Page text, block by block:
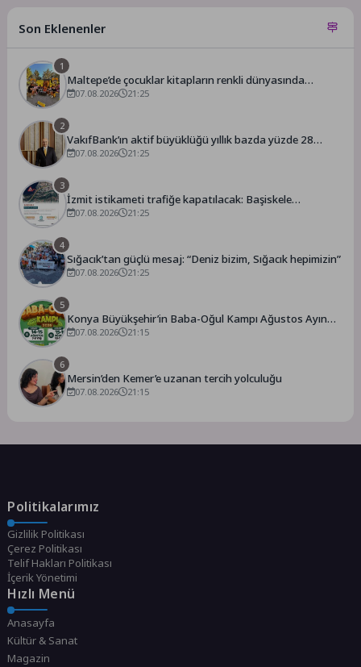
Son Eklenenler
1
Maltepe’de çocuklar kitapların renkli dünyasında
buluştu
07.08.2026 21:25
2
VakıfBank’ın aktif büyüklüğü yıllık bazda yüzde 28
artışla 5,8 trilyon TL’yi aştı
07.08.2026 21:25
3
İzmit istikameti trafiğe kapatılacak: Başiskele
Kavşağı’nda gece çalışması
07.08.2026 21:25
4
Sığacık’tan güçlü mesaj: “Deniz bizim, Sığacık hepimizin”
07.08.2026 21:25
5
Konya Büyükşehir’in Baba-Oğul Kampı Ağustos Ayında
da Devam Edecek
07.08.2026 21:15
6
Mersin’den Kemer’e uzanan tercih yolculuğu
07.08.2026 21:15
Politikalarımız
Gizlilik Politikası
Çerez Politikası
Telif Hakları Politikası
İçerik Yönetimi
Hızlı Menü
Anasayfa
Kültür & Sanat
Magazin